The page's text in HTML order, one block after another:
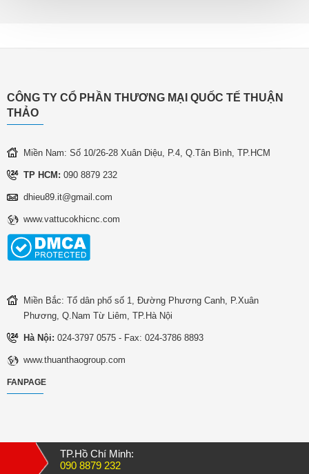
CÔNG TY CỔ PHẦN THƯƠNG MẠI QUỐC TẾ THUẬN
THẢO
Miền Nam: Số 10/26-28 Xuân Diệu, P.4, Q.Tân Bình, TP.HCM
TP HCM: 090 8879 232
dhieu89.it@gmail.com
www.vattucokhicnc.com
Miền Bắc: Tổ dân phố số 1, Đường Phương Canh, P.Xuân
Phương, Q.Nam Từ Liêm, TP.Hà Nội
Hà Nội: 024-3797 0575 - Fax: 024-3786 8893
www.thuanthaogroup.com
FANPAGE
TP.Hồ Chí Minh:
090 8879 232